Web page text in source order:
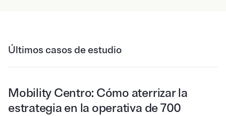
Últimos casos de estudio
Mobility Centro: Cómo aterrizar la
estrategia en la operativa de 700